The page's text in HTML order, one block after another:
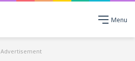
Menu
Advertisement